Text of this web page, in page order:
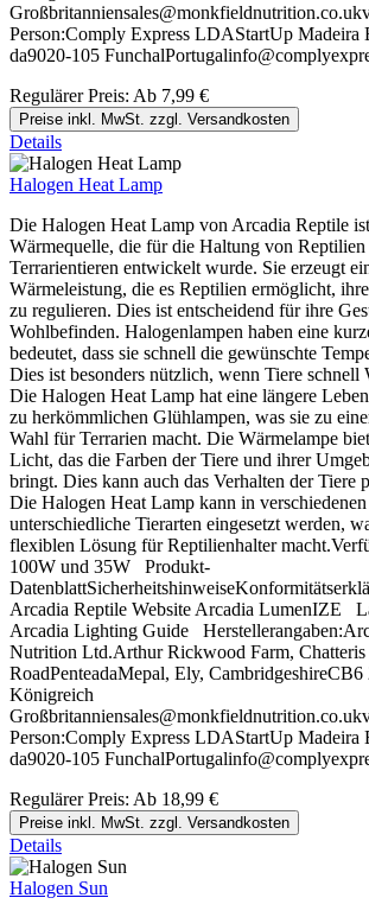
Person:Comply Express LDAStartUp Madeira
da9020-105
Regulärer Preis: Ab 7,99 €
Preise inkl. MwSt. zzgl. Versandkosten
Details
Halogen Heat Lamp
Die Halogen Heat Lamp von Arcadia Reptile
Wärmequelle, die für die Haltung von Reptilien
Terrarientieren entwickelt wurde. Sie erzeugt
Wärmeleistung, die es Reptilien ermöglicht,
zu regulieren. Dies ist entscheidend für ihre
Wohlbefinden. Halogenlampen haben eine
bedeutet, dass sie schnell die gewünschte
Dies ist besonders nützlich, wenn Tiere schnell
Die Halogen Heat Lamp hat eine längere
zu herkömmlichen Glühlampen, was sie zu
Wahl für Terrarien macht. Die Wärmelampe
Licht, das die Farben der Tiere und ihrer
bringt. Dies kann auch das Verhalten der Tiere
Die Halogen Heat Lamp kann in
unterschiedliche Tierarten eingesetzt werden,
flexiblen Lösung für Reptilienhalter
100W und 35W Produkt-
Arcadia Reptile Website Arcadia LumenIZE
Arcadia Lighting Guide
Nutrition Ltd.Arthur Rickwood Farm, Chatteris
RoadPenteadaMepal, Ely,
Königreich
Person:Comply Express LDAStartUp Madeira
da9020-105
Regulärer Preis: Ab 18,99 €
Preise inkl. MwSt. zzgl. Versandkosten
Details
Halogen Sun